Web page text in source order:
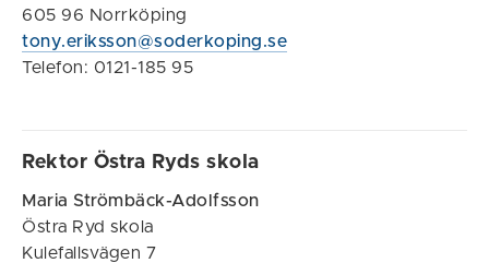
605 96 Norrköping
tony.eriksson@soderkoping.se
Telefon: 0121-185 95
Rektor Östra Ryds skola
Maria Strömbäck-Adolfsson
Östra Ryd skola
Kulefallsvägen 7